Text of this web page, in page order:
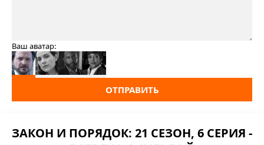
Ваш аватар:
ОТПРАВИТЬ
ЗАКОН И ПОРЯДОК: 21 СЕЗОН, 6 СЕРИЯ -